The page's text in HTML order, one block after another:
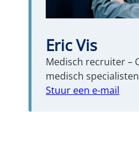
Eric Vis
Medisch recruiter –
medisch specialisten
Stuur een e-mail